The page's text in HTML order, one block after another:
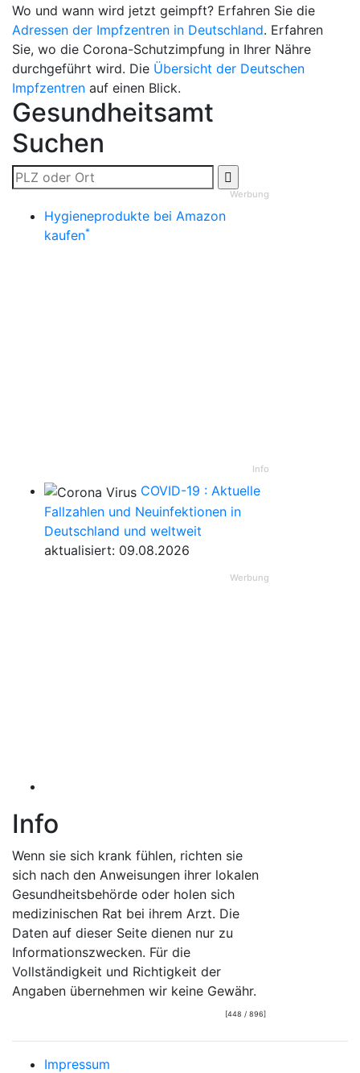
Wo und wann wird jetzt geimpft? Erfahren Sie die
Adressen der Impfzentren in Deutschland. Erfahren
Sie, wo die Corona-Schutzimpfung in Ihrer Nähre
durchgeführt wird. Die Übersicht der Deutschen
Impfzentren auf einen Blick.
Gesundheitsamt
Suchen
Werbung
Hygieneprodukte bei Amazon
kaufen*
Info
COVID-19 : Aktuelle
Fallzahlen und Neuinfektionen in
Deutschland und weltweit
aktualisiert: 09.08.2026
Werbung
Info
Wenn sie sich krank fühlen, richten sie
sich nach den Anweisungen ihrer lokalen
Gesundheitsbehörde oder holen sich
medizinischen Rat bei ihrem Arzt. Die
Daten auf dieser Seite dienen nur zu
Informationszwecken. Für die
Vollständigkeit und Richtigkeit der
Angaben übernehmen wir keine Gewähr.
[448 / 896]
Impressum